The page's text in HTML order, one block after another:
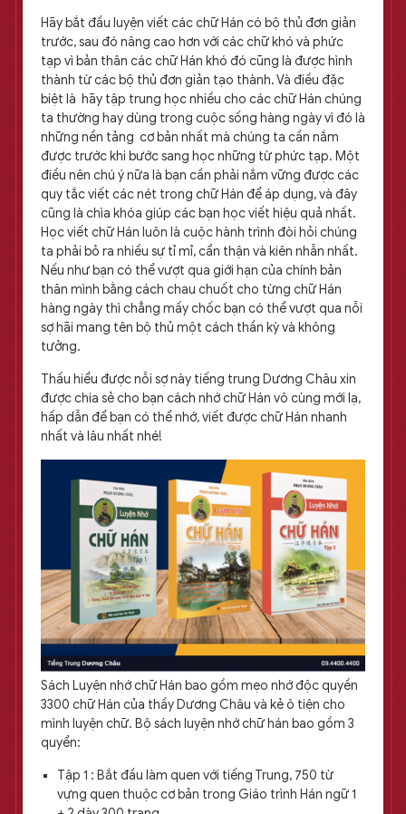
Hãy bắt đầu luyện viết các chữ Hán có bộ thủ đơn giản
trước, sau đó nâng cao hơn với các chữ khó và phức
tạp vì bản thân các chữ Hán khó đó cũng là được hình
thành từ các bộ thủ đơn giản tạo thành. Và điều đặc
biệt là hãy tập trung học nhiều cho các chữ Hán chúng
ta thường hay dùng trong cuộc sống hàng ngày vì đó là
những nền tảng cơ bản nhất mà chúng ta cần nắm
được trước khi bước sang học những từ phức tạp. Một
điều nên chú ý nữa là bạn cần phải nắm vững được các
quy tắc viết các nét trong chữ Hán để áp dụng, và đây
cũng là chìa khóa giúp các bạn học viết hiệu quả nhất.
Học viết chữ Hán luôn là cuộc hành trình đòi hỏi chúng
ta phải bỏ ra nhiều sự tỉ mỉ, cẩn thận và kiên nhẫn nhất.
Nếu như bạn có thể vượt qua giới hạn của chính bản
thân mình bằng cách chau chuốt cho từng chữ Hán
hàng ngày thì chẳng mấy chốc bạn có thể vượt qua nỗi
sợ hãi mang tên bộ thủ một cách thần kỳ và không
tưởng.
Thấu hiểu được nỗi sợ này tiếng trung Dương Châu xin
được chia sẻ cho bạn cách nhớ chữ Hán vô cùng mới lạ,
hấp dẫn để bạn có thể nhớ, viết được chữ Hán nhanh
nhất và lâu nhất nhé!
Sách Luyện nhớ chữ Hán bao gồm mẹo nhớ độc quyền
3300 chữ Hán của thầy Dương Châu và kẻ ô tiện cho
mình luyện chữ. Bộ sách luyện nhớ chữ hán bao gồm 3
quyển:
Tập 1 : Bắt đầu làm quen với tiếng Trung, 750 từ
vựng quen thuộc cơ bản trong Giáo trình Hán ngữ 1